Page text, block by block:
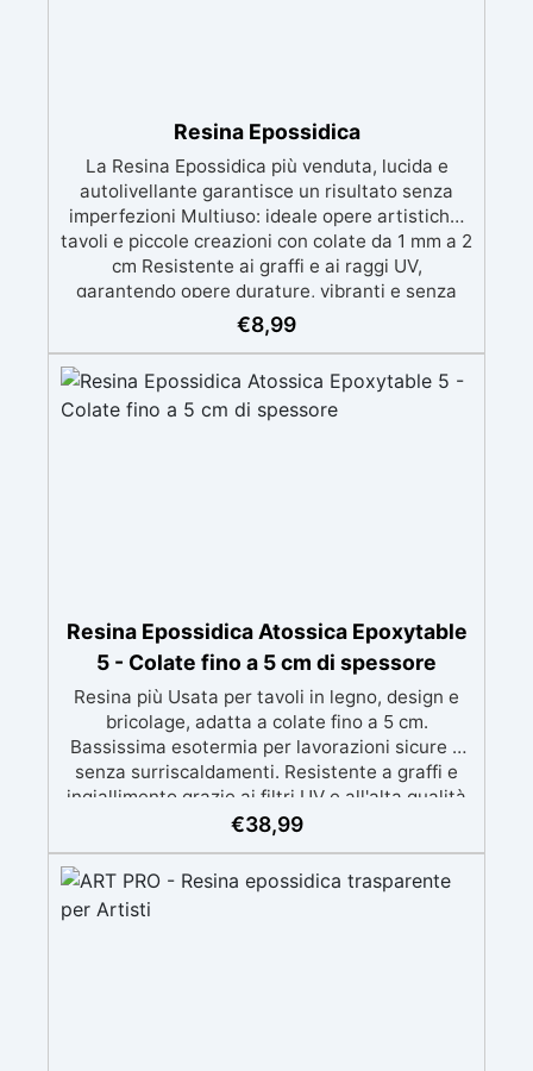
Resina Epossidica
La Resina Epossidica più venduta, lucida e
autolivellante garantisce un risultato senza
imperfezioni Multiuso: ideale opere artistiche,
tavoli e piccole creazioni con colate da 1 mm a 2
cm Resistente ai graffi e ai raggi UV,
garantendo opere durature, vibranti e senza
ingiallimenti nel tempo Bassa viscosità e
formula anti-bolle per risultati impeccabili,
Certificata Atossica post catalisi per contatto
con la pelle, BPA free e VoC Free
€8,99
Resina Epossidica Atossica Epoxytable
5 - Colate fino a 5 cm di spessore
Resina più Usata per tavoli in legno, design e
bricolage, adatta a colate fino a 5 cm.
Bassissima esotermia per lavorazioni sicure e
senza surriscaldamenti. Resistente a graffi e
ingiallimento grazie ai filtri UV e all'alta qualità
meccanica. Bassa viscosità per eliminare bolle
BPA/VOC free e certificata per il contatto
prolungato con la pelle.
€38,99